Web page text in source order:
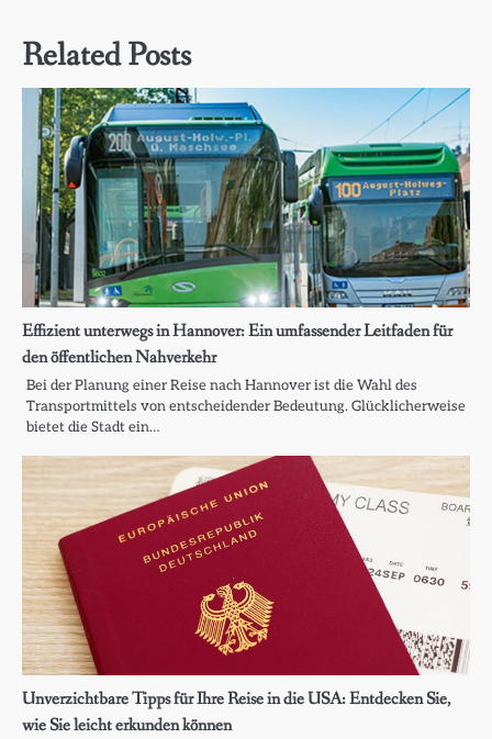
Related Posts
Effizient unterwegs in Hannover: Ein umfassender Leitfaden für
den öffentlichen Nahverkehr
Bei der Planung einer Reise nach Hannover ist die Wahl des
Transportmittels von entscheidender Bedeutung. Glücklicherweise
bietet die Stadt ein…
Unverzichtbare Tipps für Ihre Reise in die USA: Entdecken Sie,
wie Sie leicht erkunden können